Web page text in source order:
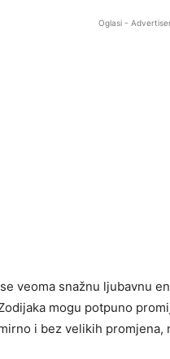
Oglasi -
veoma snažnu ljubavnu
mogu potpuno
i bez velikih